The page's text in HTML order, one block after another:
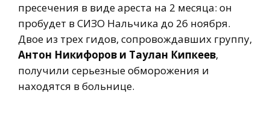
пресечения в виде ареста на 2 месяца: он
пробудет в СИЗО Нальчика до 26 ноября.
Двое из трех гидов, сопровождавших группу,
Антон Никифоров и Таулан Кипкеев,
получили серьезные обморожения и
находятся в больнице.